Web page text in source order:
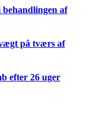
af
på tværs af
efter 26 uger